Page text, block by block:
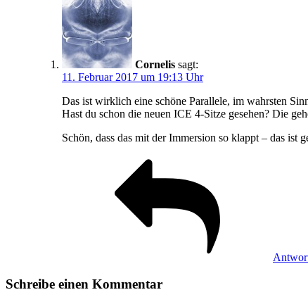
Cornelis sagt:
11. Februar 2017 um 19:13 Uhr
Das ist wirklich eine schöne Parallele, im wahrsten
Hast du schon die neuen ICE 4-Sitze gesehen? Die
Schön, dass das mit der Immersion so klappt – das ist
Schreibe einen Kommentar